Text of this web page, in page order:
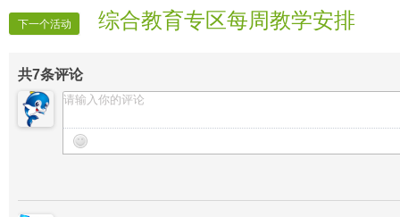
下一个活动 综合教育专区每周教学安排
共7条评论